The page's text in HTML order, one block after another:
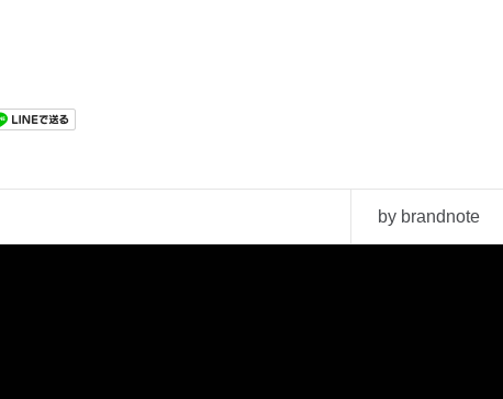
by brandnote